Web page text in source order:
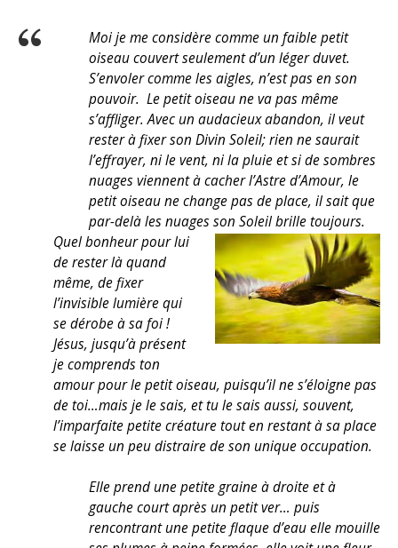
Moi je me considère comme un faible petit
oiseau couvert seulement d’un léger duvet.
S’envoler comme les aigles, n’est pas en son
pouvoir. Le petit oiseau ne va pas même
s’affliger. Avec un audacieux abandon, il veut
rester à fixer son Divin Soleil; rien ne saurait
l’effrayer, ni le vent, ni la pluie et si de sombres
nuages viennent à cacher l’Astre d’Amour, le
petit oiseau ne change pas de place, il sait que
par-delà les nuages son Soleil brille toujours.
Quel bonheur pour lui
de rester là quand
même, de fixer
l’invisible lumière qui
se dérobe à sa foi !
Jésus, jusqu’à présent
je comprends ton
amour pour le petit oiseau, puisqu’il ne s’éloigne pas
de toi…mais je le sais, et tu le sais aussi, souvent,
l’imparfaite petite créature tout en restant à sa place
se laisse un peu distraire de son unique occupation.
Elle prend une petite graine à droite et à
gauche court après un petit ver… puis
rencontrant une petite flaque d’eau elle mouille